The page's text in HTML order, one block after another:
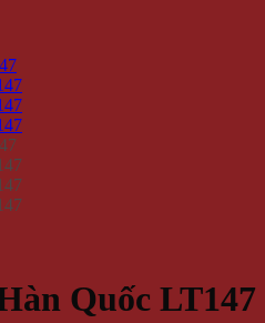
Quốc LT147